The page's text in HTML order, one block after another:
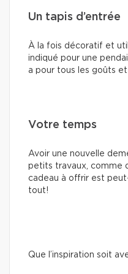
Un tapis d’entrée
À la fois décoratif et
indiqué pour une
a pour tous les goûts
Votre temps
Avoir une nouvelle
petits travaux, comme
cadeau à offrir est
tout!
Que l’inspiration soit